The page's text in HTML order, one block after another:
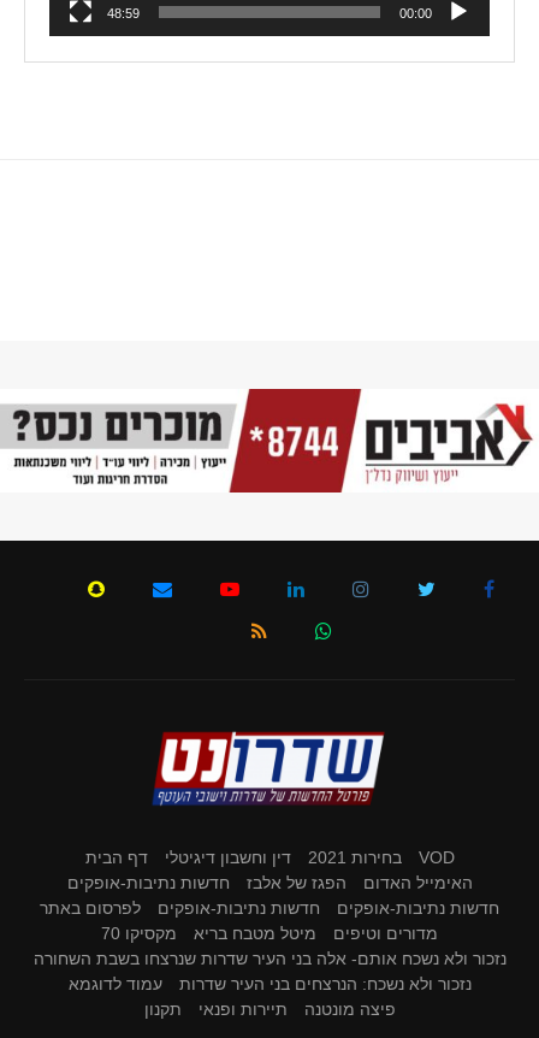
00:00
48:59
VOD בחירות 2021 דין וחשבון דיגיטלי
דף הבית
האימייל האדום
הפגז של אלבז
חדשות נתיבות-אופקים
חדשות נתיבות-אופקים
חדשות נתיבות-אופקים
לפרסום באתר
מדורים וטיפים
מיטל מטבח בריא
מקסיקו 70
נזכור ולא נשכח אותם- אלה בני העיר שדרות שנרצחו בשבת השחורה
נזכור ולא נשכח: הנרצחים בני העיר שדרות
עמוד לדוגמא
פיצה מונטנה
תיירות ופנאי תקנון